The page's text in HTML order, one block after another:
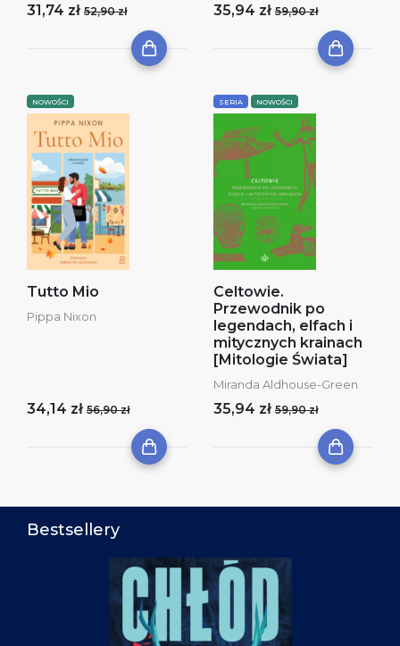
31,74 zł 52,90 zł 35,94 zł 59,90 zł
NOWOŚCI
Tutto Mio
Pippa Nixon
34,14 zł 56,90 zł
SERIA NOWOŚCI
Celtowie.
Przewodnik po
legendach, elfach i
mitycznych krainach
[Mitologie Świata]
Miranda Aldhouse-Green
35,94 zł 59,90 zł
Bestsellery